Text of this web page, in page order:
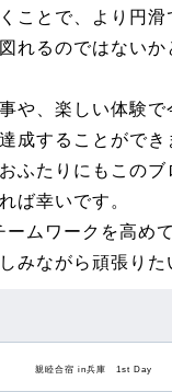
ことで、より円滑
れるのではないか
や、楽しい体験で
成することができ
ふたりにもこのブ
ば幸いです。
ムワークを高め
みながら頑張りた
親睦合宿 in兵庫 1st Day